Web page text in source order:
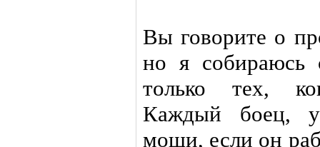
Вы говорите о
но я собираюсь
только тех,
Каждый боец, у
мощи, если он